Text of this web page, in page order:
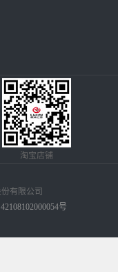
有限公司
号
淘宝店铺